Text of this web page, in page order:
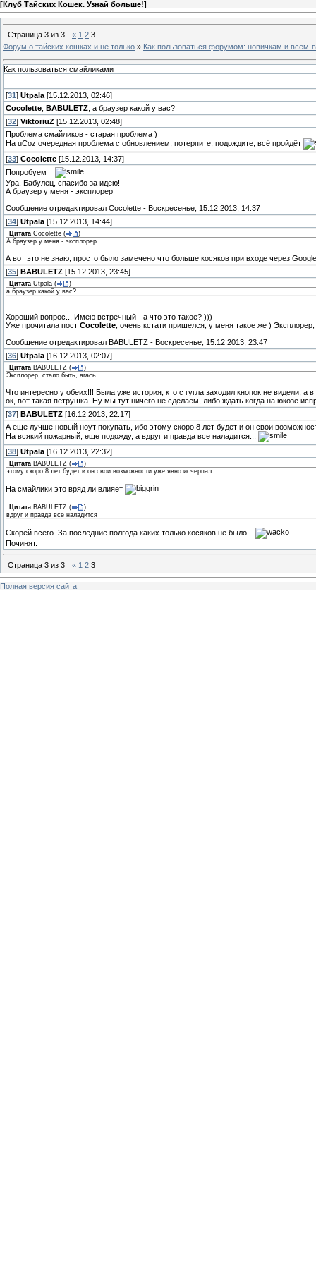
[Клуб Тайских Кошек. Узнай больше!]
Страница 3 из 3 « 1 2 3
Форум о тайских кошках и не только » Как пользоваться форумом: новичкам и всем-
Как пользоваться смайликами
[31] Utpala [15.12.2013, 02:46]
Cocolette BABULETZ , а браузер какой у вас?
[32] ViktoriuZ [15.12.2013, 02:48]
Проблема смайликов - старая проблема )
На uCoz очередная проблема с обновлением, потерпите, подождите, всё пройдёт
[33] Cocolette [15.12.2013, 14:37]
Попробуем
Ура, Бабулец, спасибо за идею!
А браузер у меня - эксплорер
Сообщение отредактировал Cocolette - Воскресенье, 15.12.2013, 14:37
[34] Utpala [15.12.2013, 14:44]
Цитата Cocolette (
)
А браузер у меня - эксплорер
А вот это не знаю, просто было замечено что больше косяков при входе через
[35] BABULETZ [15.12.2013, 23:45]
Цитата Utpala (
)
а браузер какой у вас?
Хороший вопрос... Имею встречный - а что это такое? )))
Уже прочитала пост Cocolette , очень кстати пришелся, у меня такое же )
Сообщение отредактировал BABULETZ - Воскресенье, 15.12.2013, 23:47
[36] Utpala [16.12.2013, 02:07]
Цитата BABULETZ (
)
Эксплорер, стало быть, агась...
Что интересно у обеих!!! Была уже история, кто с гугла заходил кнопок не видели,
ок, вот такая петрушка. Ну мы тут ничего не сделаем, либо ждать когда на юкозе
[37] BABULETZ [16.12.2013, 22:17]
А еще лучше новый ноут покупать, ибо этому скоро 8 лет будет и он свои
На всякий пожарный, еще подожду, а вдруг и правда все наладится...
[38] Utpala [16.12.2013, 22:32]
Цитата BABULETZ (
)
этому скоро 8 лет будет и он свои возможности уже явно исчерпал
На смайлики это вряд ли влияет
Цитата BABULETZ (
)
вдруг и правда все наладится
Скорей всего. За последние полгода каких только косяков не было...
Починят.
Страница 3 из 3 « 1 2 3
Полная версия сайта